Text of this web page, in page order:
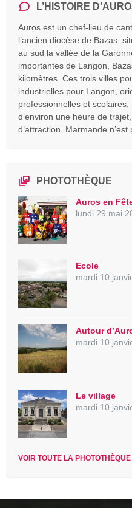
L’HISTOIRE
Auros est un chef-lieu de
l’ancien diocèse de Bazas,
au sud la vallée de la
importantes de Langon,
kilomètres. Ces trois villes
industrielles pour Langon,
professionnelles et
d’environ une heure de
d’attraction. Marmande
PHOTOTHÈQUE
Auros en
lundi 29 mai
Ecole
mardi 10
Autour
mardi 10
Le village
mardi 10
VOIR TOUTE LA PHOTOTHÈQUE